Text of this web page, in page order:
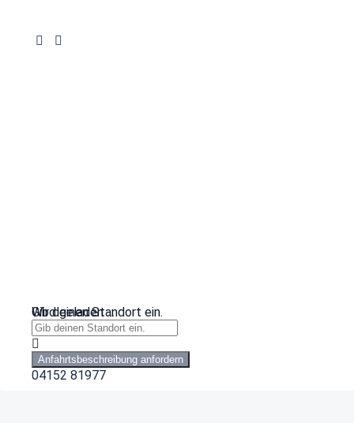
Wird geladen …
Gib deinen Standort ein.
Anfahrtsbeschreibung anfordern
04152 81977